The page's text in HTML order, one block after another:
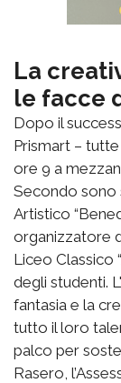
La
le facce
Dopo il
Prismart –
ore 9 a
Secondo sono
Artistico
organizzatore
Liceo Classico
degli studenti.
fantasia e la
tutto il loro
palco per
Rasero,